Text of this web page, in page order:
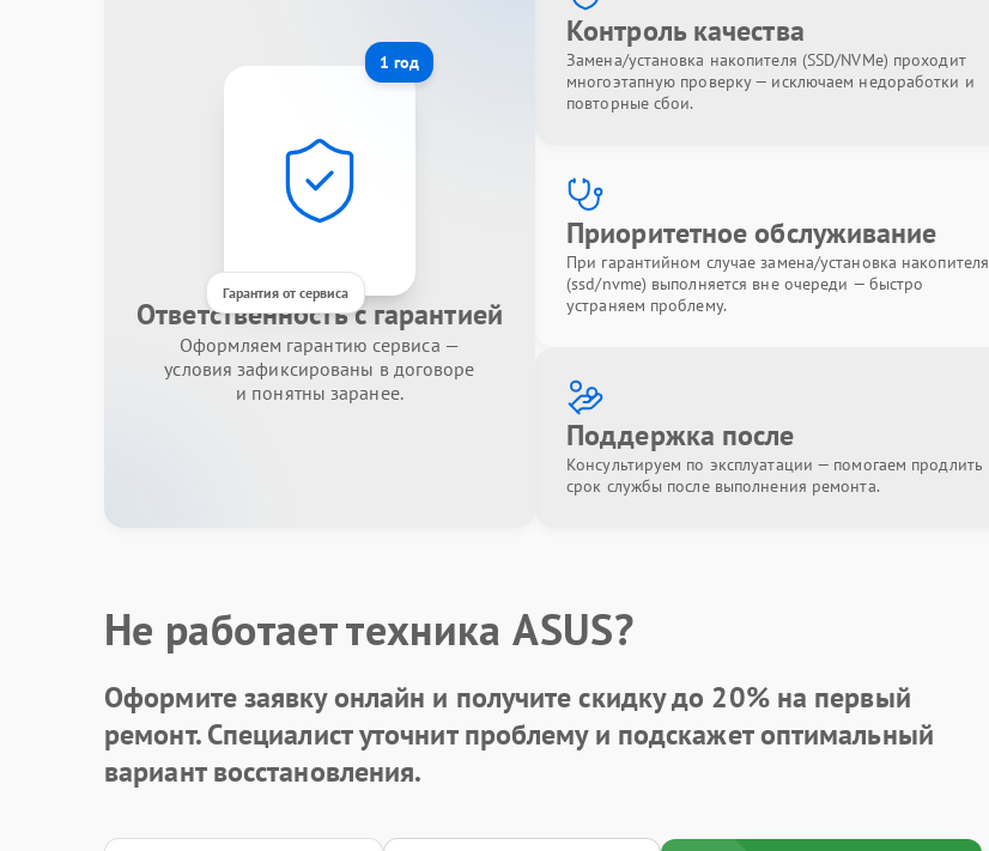
1 год
Гарантия от сервиса
Ответственность с гарантией
Оформляем гарантию сервиса —
условия зафиксированы в договоре
и понятны заранее.
Контроль качества
Замена/установка накопителя (SSD/NVMe) проходит
многоэтапную проверку — исключаем недоработки и
повторные сбои.
Приоритетное обслуживание
При гарантийном случае замена/установка накопителя
(ssd/nvme) выполняется вне очереди — быстро
устраняем проблему.
Поддержка после
Консультируем по эксплуатации — помогаем продлить
срок службы после выполнения ремонта.
Не работает техника ASUS?
Оформите заявку онлайн и получитескидку до 20%на первый
ремонт. Специалист уточнит проблему и подскажет оптимальный
вариант восстановления.